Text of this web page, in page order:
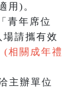
用)。
青年席位
請攜有效
(相關成年禮
主辦單位